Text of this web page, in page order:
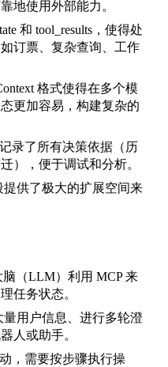
地使用外部能力。
和 tool_results ，使得处
订票、复杂查询、工作
格式使得在多个模
更加容易，构建复杂的
录了所有决策依据（历
），便于调试和分析。
提供了极大的扩展空间来
脑（LLM）利用 MCP 来
任务状态。
量用户信息、进行多轮澄
人或助手。
，需要按步骤执行操